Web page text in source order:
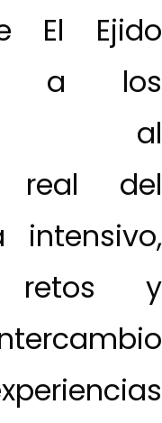
El Ejido
a los
al
real del
intensivo,
retos y